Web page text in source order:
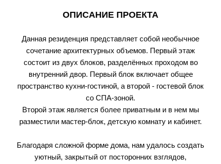
ОПИСАНИЕ ПРОЕКТА
Данная резиденция представляет собой необычное
сочетание архитектурных объемов. Первый этаж
состоит из двух блоков, разделённых проходом во
внутренний двор. Первый блок включает общее
пространство кухни-гостиной, а второй - гостевой блок
со СПА-зоной.
Второй этаж является более приватным и в нем мы
разместили мастер-блок, детскую комнату и кабинет.
Благодаря сложной форме дома, нам удалось создать
уютный, закрытый от посторонних взглядов,